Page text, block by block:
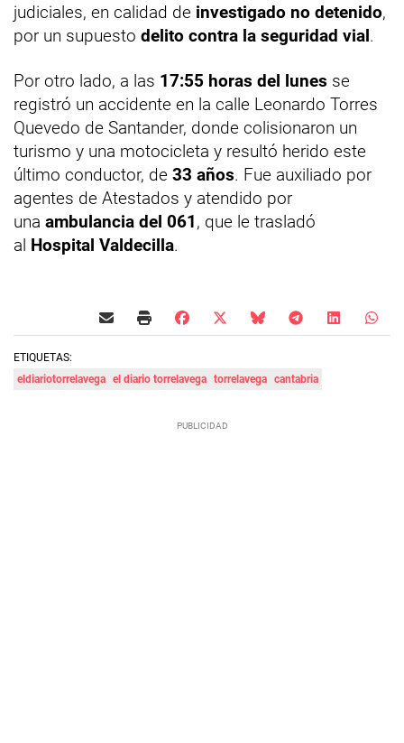
judiciales, en calidad de investigado no detenido,
por un supuesto delito contra la seguridad vial.
Por otro lado, a las 17:55 horas del lunes se
registró un accidente en la calle Leonardo Torres
Quevedo de Santander, donde colisionaron un
turismo y una motocicleta y resultó herido este
último conductor, de 33 años. Fue auxiliado por
agentes de Atestados y atendido por
una ambulancia del 061, que le trasladó
al Hospital Valdecilla.
ETIQUETAS:
eldiariotorrelavega el diario torrelavega torrelavega cantabria